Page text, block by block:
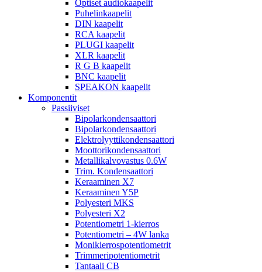
Optiset audiokaapelit
Puhelinkaapelit
DIN kaapelit
RCA kaapelit
PLUGI kaapelit
XLR kaapelit
R G B kaapelit
BNC kaapelit
SPEAKON kaapelit
Komponentit
Passiiviset
Bipolarkondensaattori
Bipolarkondensaattori
Elektrolyyttikondensaattori
Moottorikondensaattori
Metallikalvovastus 0.6W
Trim. Kondensaattori
Keraaminen X7
Keraaminen Y5P
Polyesteri MKS
Polyesteri X2
Potentiometri 1-kierros
Potentiometri – 4W lanka
Monikierrospotentiometrit
Trimmeripotentiometrit
Tantaali CB